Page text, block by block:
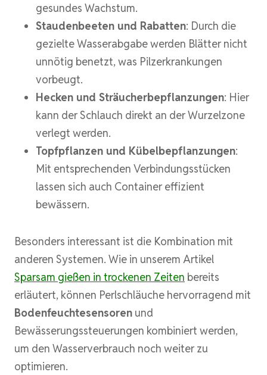
gesundes Wachstum.
Staudenbeeten und Rabatten: Durch die
gezielte Wasserabgabe werden Blätter nicht
unnötig benetzt, was Pilzerkrankungen
vorbeugt.
Hecken und Sträucherbepflanzungen: Hier
kann der Schlauch direkt an der Wurzelzone
verlegt werden.
Topfpflanzen und Kübelbepflanzungen:
Mit entsprechenden Verbindungsstücken
lassen sich auch Container effizient
bewässern.
Besonders interessant ist die Kombination mit
anderen Systemen. Wie in unserem Artikel
Sparsam gießen in trockenen Zeiten bereits
erläutert, können Perlschläuche hervorragend mit
Bodenfeuchtesensoren und
Bewässerungssteuerungen kombiniert werden,
um den Wasserverbrauch noch weiter zu
optimieren.